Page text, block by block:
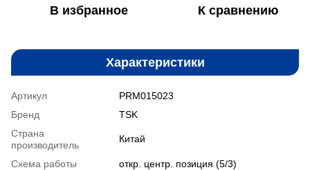
В избранное К сравнению
Характеристики
Артикул
PRM015023
Бренд
TSK
Страна
производитель
Китай
Схема работы
откр. центр. позиция (5/3)